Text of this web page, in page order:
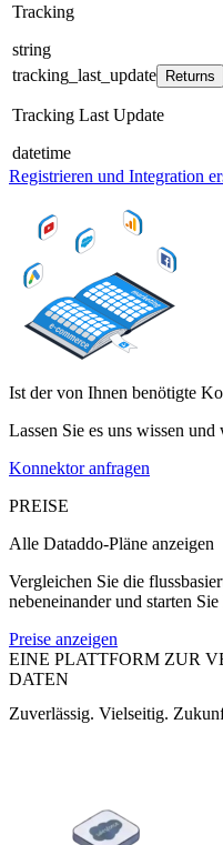
Tracking
string
tracking_last_update
Returns
Tracking Last Update
datetime
Registrieren und Integration
Ist der von Ihnen benötigte
Lassen Sie es uns wissen
Konnektor anfragen
PREISE
Alle Dataddo-Pläne anzeigen
Vergleichen Sie die
nebeneinander und starten
Preise anzeigen
EINE PLATTFORM ZUR
DATEN
Zuverlässig. Vielseitig.